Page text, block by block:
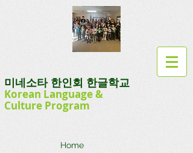
미네소타 한인회 한글학교
Korean Language&
Culture Program
Home